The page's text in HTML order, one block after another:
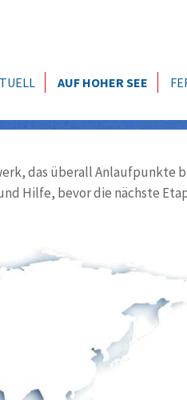
AUF HOHER SEE
das überall Anlaufpunkte
Hilfe, bevor die nächste